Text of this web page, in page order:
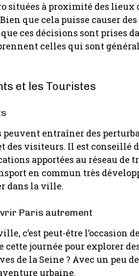
situées à proximité des lieux
que cela puisse causer
ces décisions sont prises
celles qui sont
et les Touristes
peuvent entraîner des
des visiteurs. Il est conseillé
apportées au réseau de
en commun très
dans la ville.
Paris autrement
c’est peut-être l’occasion
cette journée pour explorer
de la Seine ? Avec un peu
urbaine.